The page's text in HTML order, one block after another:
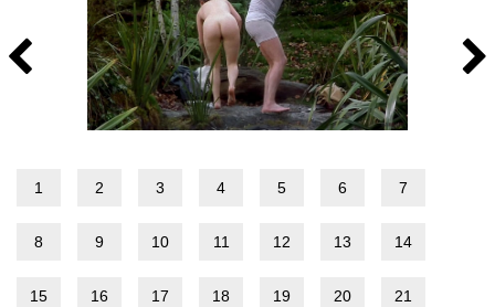
1 2 3 4 5 6 7
8 9 10 11 12 13 14
15 16 17 18 19 20 21